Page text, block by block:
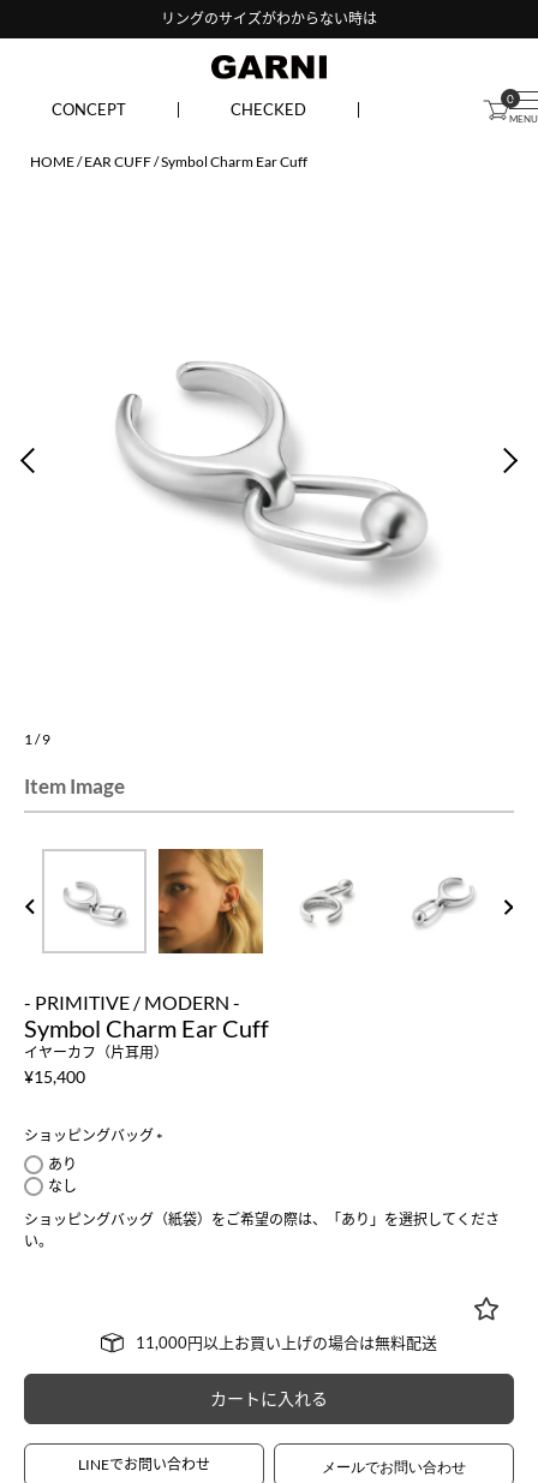
リングのサイズがわからない時は
CONCEPT CHECKED
0
HOME EAR CUFF Symbol Charm Ear Cuff
PREV
1/9
Item Image
NEXT
- PRIMITIVE / MODERN -
Symbol Charm Ear Cuff
イヤーカフ（片耳用）
¥15,400
ショッピングバッグ
あり
なし
ショッピングバッグ（紙袋）をご希望の際は、「あり」を選択してくださ
い。
カートに入れる
LINEでお問い合わせ